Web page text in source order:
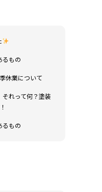
るもの
休業について
それって何？塗装
るもの